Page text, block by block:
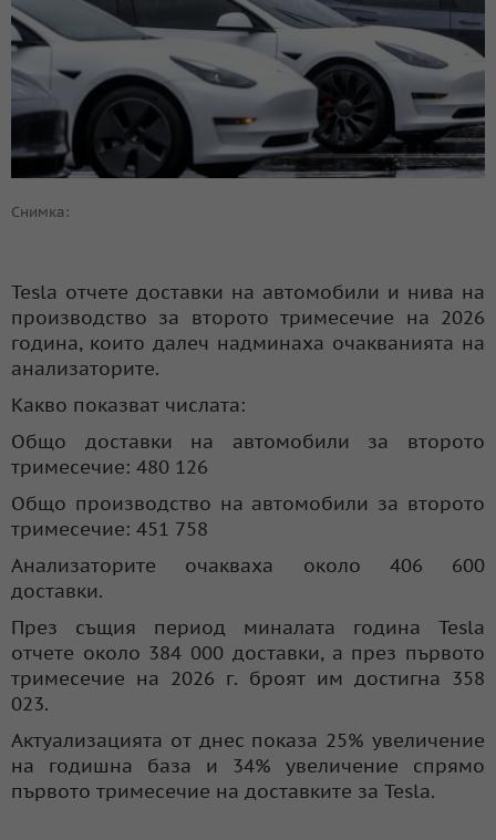
Снимка:
Tesla отчете доставки на автомобили и нива на
производство за второто тримесечие на 2026
година, които далеч надминаха очакванията на
анализаторите.
Какво показват числата:
Общо доставки на автомобили за второто
тримесечие: 480 126
Общо производство на автомобили за второто
тримесечие: 451 758
Анализаторите очакваха около 406 600
доставки.
През същия период миналата година Tesla
отчете около 384 000 доставки, а през първото
тримесечие на 2026 г. броят им достигна 358
023.
Актуализацията от днес показа 25% увеличение
на годишна база и 34% увеличение спрямо
първото тримесечие на доставките за Tesla.